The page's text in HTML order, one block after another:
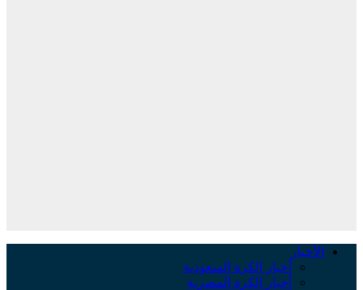
الأخبار
أخبار الكرة السعودية
أخبار الكرة المصرية